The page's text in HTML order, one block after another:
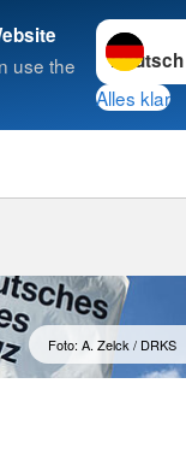
use the
Sprache
Alles klar
Foto: A. Zelck / DRKS